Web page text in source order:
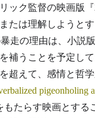
ック監督の映画版
たは理解しようと
走の理由は、小説
補うことを予定し
超えて、感情と哲
もたらす映画とする